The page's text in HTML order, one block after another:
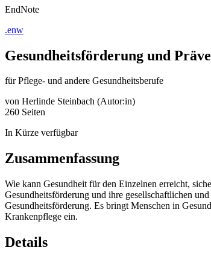
EndNote
.enw
Gesundheitsförderung und
für Pflege- und andere Gesundheitsberufe
von Herlinde Steinbach (Autor:in)
260 Seiten
In Kürze verfügbar
Zusammenfassung
Wie kann Gesundheit für den Einzelnen erreicht,
Gesundheitsförderung und ihre gesellschaftlichen
Gesundheitsförderung. Es bringt Menschen in
Krankenpflege ein.
Details